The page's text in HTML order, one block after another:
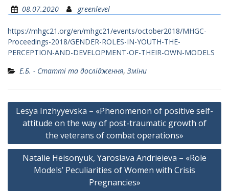
08.07.2020 greenlevel
https://mhgc21.org/en/mhgc21/events/october2018/MHGC-
Proceedings-2018/GENDER-ROLES-IN-YOUTH-THE-
PERCEPTION-AND-DEVELOPMENT-OF-THEIR-OWN-MODELS
Е.Б. - Статті та дослідження, Зміни
Навігація
записів
Lesya Inzhyyevska – «Phenomenon of positive self-
attitude on the way of post-traumatic growth of
the veterans of combat operations»
Natalie Heisonyuk, Yaroslava Andrieieva – «Role
Models’ Peculiarities of Women with Crisis
Pregnancies»